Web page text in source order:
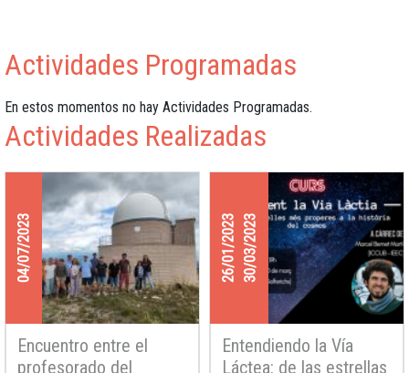
Actividades Programadas
En estos momentos no hay Actividades Programadas.
Actividades Realizadas
04/07/2023
Encuentro entre el
profesorado del
26/01/202330/03/2023
Entendiendo la Vía
Láctea: de las estrellas